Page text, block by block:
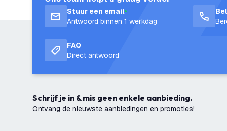
Stuur een email
Antwoord binnen 1 werkdag
FAQ
Direct antwoord
Schrijf je in & mis geen enkele aanbieding.
Ontvang de nieuwste aanbiedingen en promoties!